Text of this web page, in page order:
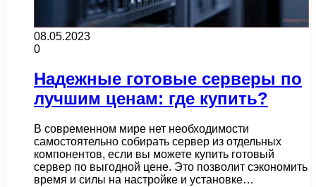
08.05.2023
0
Надежные готовые серверы по
лучшим ценам: где купить?
В современном мире нет необходимости
самостоятельно собирать сервер из отдельных
компонентов, если вы можете купить готовый
сервер по выгодной цене. Это позволит сэкономить
время и силы на настройке и установке…